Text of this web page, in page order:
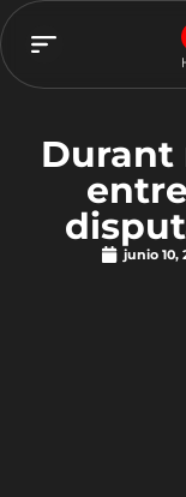
Durant
junio 10,